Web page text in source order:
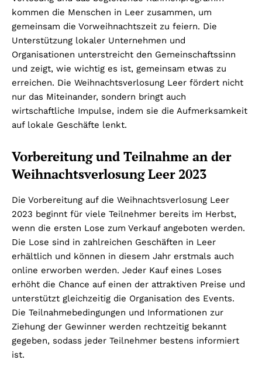
kommen die Menschen in Leer zusammen, um
gemeinsam die Vorweihnachtszeit zu feiern. Die
Unterstützung lokaler Unternehmen und
Organisationen unterstreicht den Gemeinschaftssinn
und zeigt, wie wichtig es ist, gemeinsam etwas zu
erreichen. Die Weihnachtsverlosung Leer fördert nicht
nur das Miteinander, sondern bringt auch
wirtschaftliche Impulse, indem sie die Aufmerksamkeit
auf lokale Geschäfte lenkt.
Vorbereitung und Teilnahme an der
Weihnachtsverlosung Leer 2023
Die Vorbereitung auf die Weihnachtsverlosung Leer
2023 beginnt für viele Teilnehmer bereits im Herbst,
wenn die ersten Lose zum Verkauf angeboten werden.
Die Lose sind in zahlreichen Geschäften in Leer
erhältlich und können in diesem Jahr erstmals auch
online erworben werden. Jeder Kauf eines Loses
erhöht die Chance auf einen der attraktiven Preise und
unterstützt gleichzeitig die Organisation des Events.
Die Teilnahmebedingungen und Informationen zur
Ziehung der Gewinner werden rechtzeitig bekannt
gegeben, sodass jeder Teilnehmer bestens informiert
ist.